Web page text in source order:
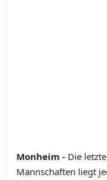
Monheim - Die
Mannschaften liegt